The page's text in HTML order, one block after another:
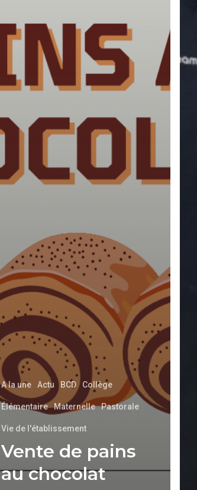
A la une Actu BCD Collège
Élémentaire Maternelle Pastorale
Vie de l'établissement
Vente de pains
au chocolat